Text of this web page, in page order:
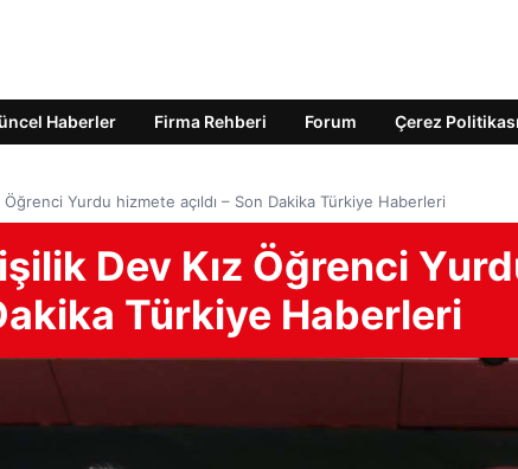
Haberler Firma Rehberi Forum Çerez Politikası
Öğrenci Yurdu hizmete açıldı – Son Dakika Türkiye Haberleri
Dev Kız Öğrenci
Türkiye Haberleri